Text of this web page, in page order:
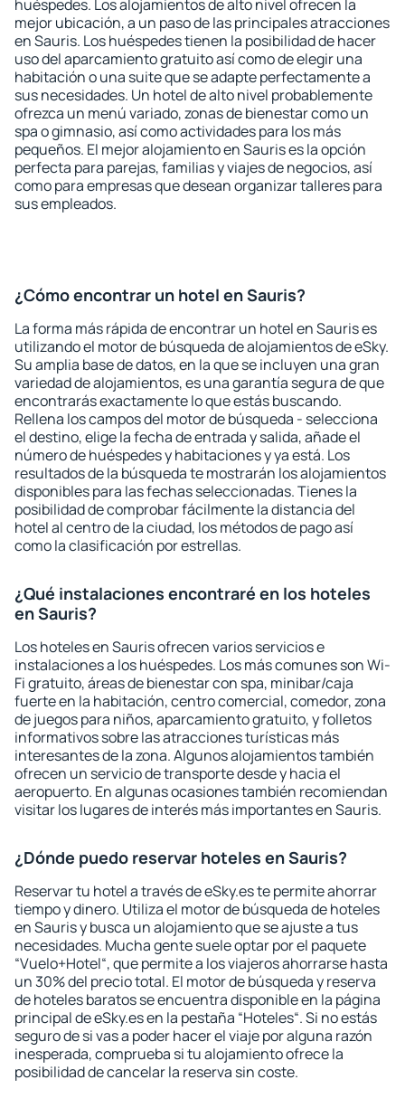
huéspedes. Los alojamientos de alto nivel ofrecen la
mejor ubicación, a un paso de las principales atracciones
en Sauris. Los huéspedes tienen la posibilidad de hacer
uso del aparcamiento gratuito así como de elegir una
habitación o una suite que se adapte perfectamente a
sus necesidades. Un hotel de alto nivel probablemente
ofrezca un menú variado, zonas de bienestar como un
spa o gimnasio, así como actividades para los más
pequeños. El mejor alojamiento en Sauris es la opción
perfecta para parejas, familias y viajes de negocios, así
como para empresas que desean organizar talleres para
sus empleados.
¿Cómo encontrar un hotel en Sauris?
La forma más rápida de encontrar un hotel en Sauris es
utilizando el motor de búsqueda de alojamientos de eSky.
Su amplia base de datos, en la que se incluyen una gran
variedad de alojamientos, es una garantía segura de que
encontrarás exactamente lo que estás buscando.
Rellena los campos del motor de búsqueda - selecciona
el destino, elige la fecha de entrada y salida, añade el
número de huéspedes y habitaciones y ya está. Los
resultados de la búsqueda te mostrarán los alojamientos
disponibles para las fechas seleccionadas. Tienes la
posibilidad de comprobar fácilmente la distancia del
hotel al centro de la ciudad, los métodos de pago así
como la clasificación por estrellas.
¿Qué instalaciones encontraré en los hoteles
en Sauris?
Los hoteles en Sauris ofrecen varios servicios e
instalaciones a los huéspedes. Los más comunes son Wi-
Fi gratuito, áreas de bienestar con spa, minibar/caja
fuerte en la habitación, centro comercial, comedor, zona
de juegos para niños, aparcamiento gratuito, y folletos
informativos sobre las atracciones turísticas más
interesantes de la zona. Algunos alojamientos también
ofrecen un servicio de transporte desde y hacia el
aeropuerto. En algunas ocasiones también recomiendan
visitar los lugares de interés más importantes en Sauris.
¿Dónde puedo reservar hoteles en Sauris?
Reservar tu hotel a través de eSky.es te permite ahorrar
tiempo y dinero. Utiliza el motor de búsqueda de hoteles
en Sauris y busca un alojamiento que se ajuste a tus
necesidades. Mucha gente suele optar por el paquete
“Vuelo+Hotel“, que permite a los viajeros ahorrarse hasta
un 30% del precio total. El motor de búsqueda y reserva
de hoteles baratos se encuentra disponible en la página
principal de eSky.es en la pestaña “Hoteles“. Si no estás
seguro de si vas a poder hacer el viaje por alguna razón
inesperada, comprueba si tu alojamiento ofrece la
posibilidad de cancelar la reserva sin coste.